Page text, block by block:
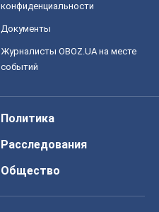
конфиденциальности
Документы
Журналисты OBOZ.UA на месте
событий
Политика
Расследования
Общество